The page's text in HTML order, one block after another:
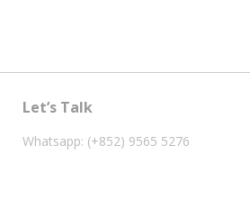
Let’s Talk
Whatsapp: (+852) 9565 5276